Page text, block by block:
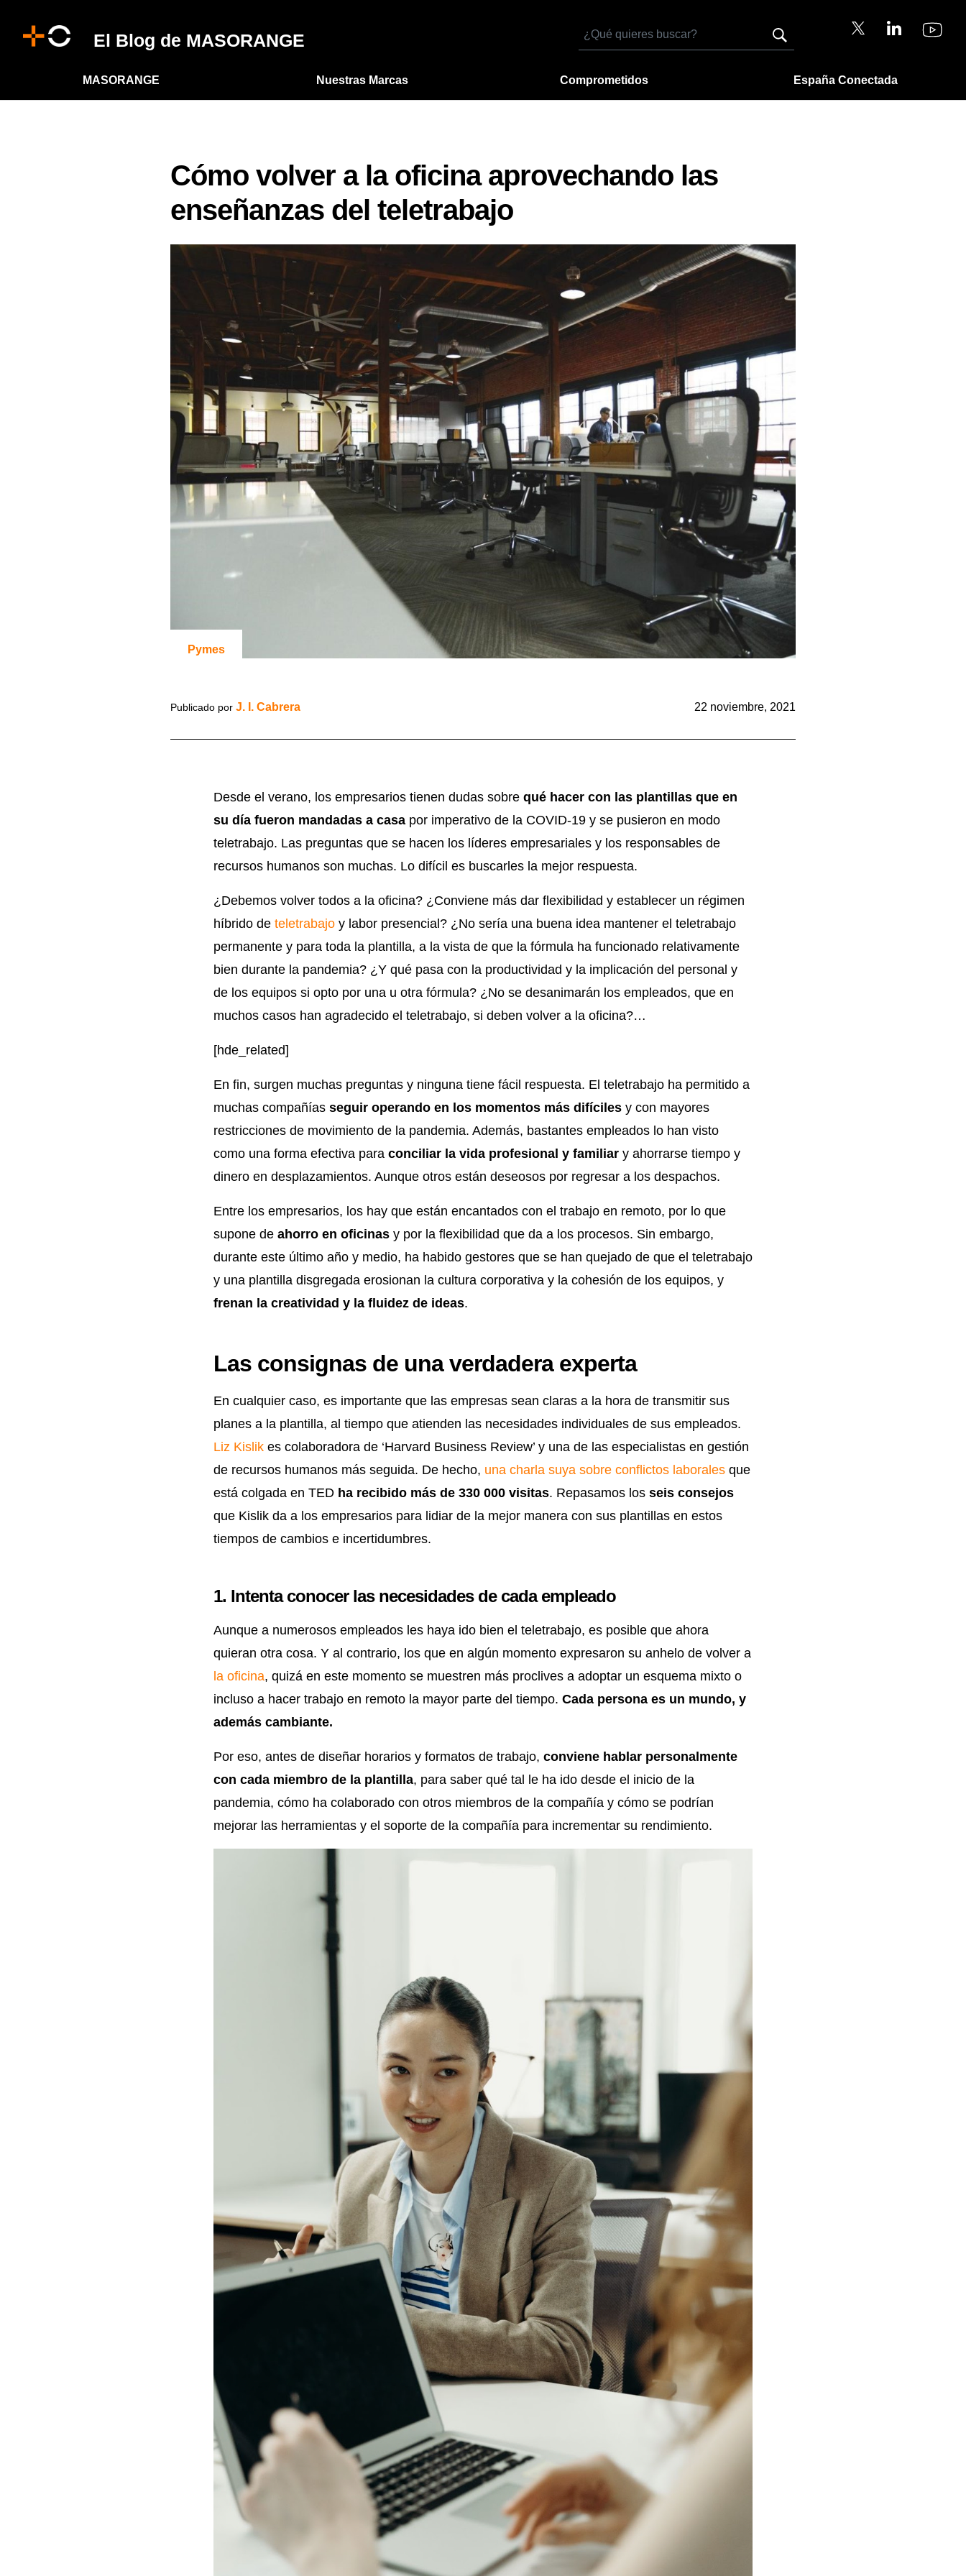
El Blog de MASORANGE
Buscar
MASORANGE Nuestras Marcas Comprometidos España Conectada
Cómo volver a la oficina aprovechando las
enseñanzas del teletrabajo
Pymes
Publicado por J. I. Cabrera 22 noviembre, 2021
Desde el verano, los empresarios tienen dudas sobre qué hacer con las plantillas que en
su día fueron mandadas a casa por imperativo de la COVID-19 y se pusieron en modo
teletrabajo. Las preguntas que se hacen los líderes empresariales y los responsables de
recursos humanos son muchas. Lo difícil es buscarles la mejor respuesta.
¿Debemos volver todos a la oficina? ¿Conviene más dar flexibilidad y establecer un régimen
híbrido de teletrabajo y labor presencial? ¿No sería una buena idea mantener el teletrabajo
permanente y para toda la plantilla, a la vista de que la fórmula ha funcionado relativamente
bien durante la pandemia? ¿Y qué pasa con la productividad y la implicación del personal y
de los equipos si opto por una u otra fórmula? ¿No se desanimarán los empleados, que en
muchos casos han agradecido el teletrabajo, si deben volver a la oficina?…
[hde_related]
En fin, surgen muchas preguntas y ninguna tiene fácil respuesta. El teletrabajo ha permitido a
muchas compañías seguir operando en los momentos más difíciles y con mayores
restricciones de movimiento de la pandemia. Además, bastantes empleados lo han visto
como una forma efectiva para conciliar la vida profesional y familiar y ahorrarse tiempo y
dinero en desplazamientos. Aunque otros están deseosos por regresar a los despachos.
Entre los empresarios, los hay que están encantados con el trabajo en remoto, por lo que
supone de ahorro en oficinas y por la flexibilidad que da a los procesos. Sin embargo,
durante este último año y medio, ha habido gestores que se han quejado de que el teletrabajo
y una plantilla disgregada erosionan la cultura corporativa y la cohesión de los equipos, y
frenan la creatividad y la fluidez de ideas.
Las consignas de una verdadera experta
En cualquier caso, es importante que las empresas sean claras a la hora de transmitir sus
planes a la plantilla, al tiempo que atienden las necesidades individuales de sus empleados.
Liz Kislik es colaboradora de ‘Harvard Business Review’ y una de las especialistas en gestión
de recursos humanos más seguida. De hecho, una charla suya sobre conflictos laborales que
está colgada en TED ha recibido más de 330 000 visitas. Repasamos los seis consejos
que Kislik da a los empresarios para lidiar de la mejor manera con sus plantillas en estos
tiempos de cambios e incertidumbres.
1. Intenta conocer las necesidades de cada empleado
Aunque a numerosos empleados les haya ido bien el teletrabajo, es posible que ahora
quieran otra cosa. Y al contrario, los que en algún momento expresaron su anhelo de volver a
la oficina, quizá en este momento se muestren más proclives a adoptar un esquema mixto o
incluso a hacer trabajo en remoto la mayor parte del tiempo. Cada persona es un mundo, y
además cambiante.
Por eso, antes de diseñar horarios y formatos de trabajo, conviene hablar personalmente
con cada miembro de la plantilla, para saber qué tal le ha ido desde el inicio de la
pandemia, cómo ha colaborado con otros miembros de la compañía y cómo se podrían
mejorar las herramientas y el soporte de la compañía para incrementar su rendimiento.